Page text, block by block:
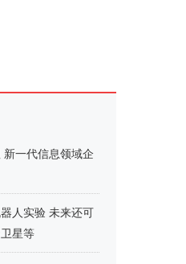
一代信息领域企
人实验 未来还可
星等